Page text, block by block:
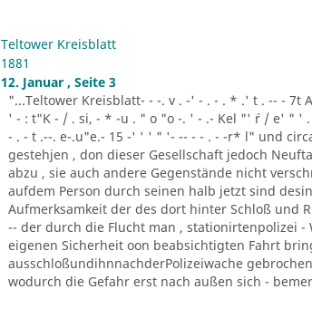
Teltower Kreisblatt
1881
12. Januar , Seite 3
"...Teltower Kreisblatt- - -. v . -' - . - . * .' t . -- - 7t
' - : t"K - / . si, - * -u . " o "o -. ' - .- Kel "' ´r / e' " '
- . - t .--. e-.u"e.- 15 -' ' ' " '- -- - - . - -r* l" und
gestehjen , don dieser Gesellschaft jedoch
abzu , sie auch andere Gegenstände nicht
aufdem Person durch seinen halb jetzt sind
Aufmerksamkeit der des dort hinter Schloß und
-- der durch die Flucht man , stationirtenpolizei -
eigenen Sicherheit oon beabsichtigten Fahrt
ausschloßundihnnachderPolizeiwache
wodurch die Gefahr erst nach außen sich -